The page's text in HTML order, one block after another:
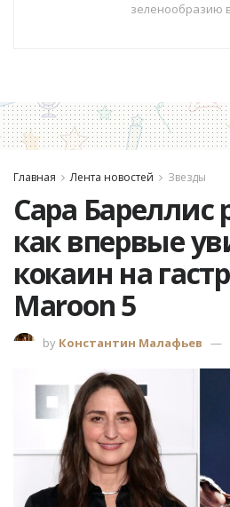
зеленообразию
Главная Лента новостей Звезды
Сара Бареллис
как впервые
кокаин на
Maroon 5
by Константин Малафьев